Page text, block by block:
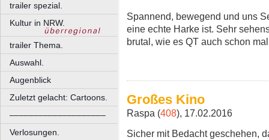
trailer spezial.
Kultur in NRW.
trailer Thema.
Auswahl.
Augenblick
Zuletzt gelacht: Cartoons.
––––––––––––––––––––
Verlosungen.
Spannend, bewegend und uns
eine echte Harke ist. Sehr
brutal, wie es QT auch schon
Großes Kino
Raspa (408), 17.02.2016
Sicher mit Bedacht geschehen,